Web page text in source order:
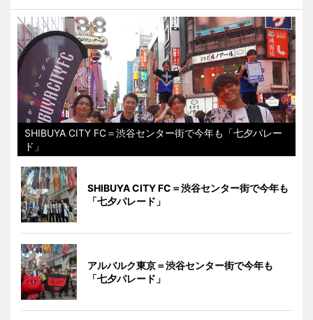
SHIBUYA CITY FC＝渋谷センター街で今年も「七夕パレー
ド」
SHIBUYA CITY FC＝渋谷センター街で今年も
「七夕パレード」
アルバルク東京＝渋谷センター街で今年も
「七夕パレード」